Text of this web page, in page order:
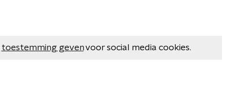
toestemming gevenvoor social media cookies.